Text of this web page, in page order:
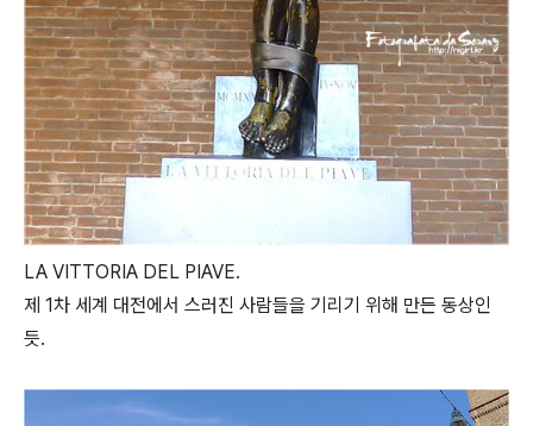
LA VITTORIA DEL PIAVE.
제 1차 세계 대전에서 스러진 사람들을 기리기 위해 만든 동상인
듯.